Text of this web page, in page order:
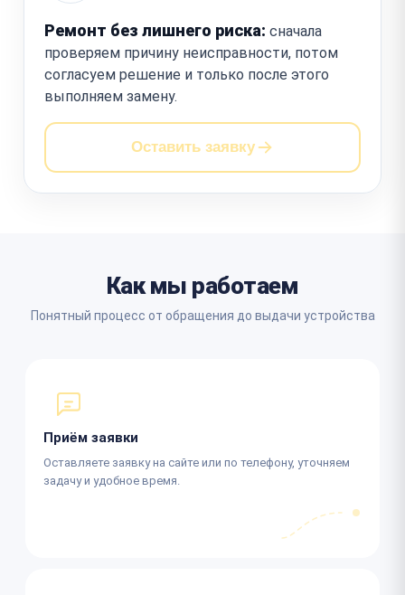
Ремонт без лишнего риска: сначала
проверяем причину неисправности, потом
согласуем решение и только после этого
выполняем замену.
Оставить заявку
Как мы работаем
Понятный процесс от обращения до выдачи устройства
Приём заявки
Оставляете заявку на сайте или по телефону, уточняем
задачу и удобное время.